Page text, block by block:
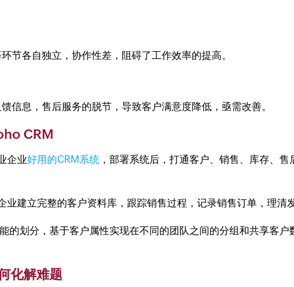
节各自独立，协作性差，阻碍了工作效率的提高。
信息，售后服务的脱节，导致客户满意度降低，亟需改善。
CRM
企业好用的CRM系统 ，部署系统后，打通客户、销售、库存、
业建立完整的客户资料库，跟踪销售过程，记录销售订单，理清
的划分，基于客户属性实现在不同的团队之间的分组和共享客
化解难题